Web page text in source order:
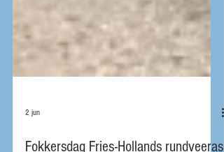
2 jun